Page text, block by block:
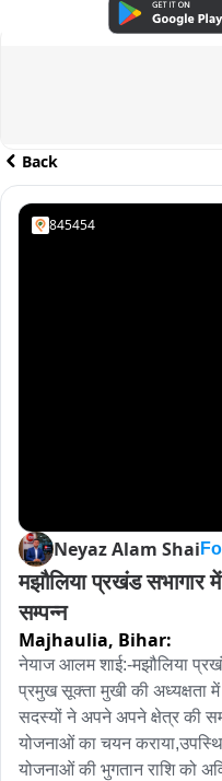
Back
845454
Neyaz Alam Shai
मझौलिया प्रखंड सभागार
सम्पन्न
Majhaulia, Bihar:
नेयाज आलम शाई:-मझौलिया
प्रमुख सूक्ता मुखी की अध्यक्षता
सदस्यों ने अपने अपने क्षेत्र की
योजनाओं का चयन
योजनाओं की भुगतान राशि को